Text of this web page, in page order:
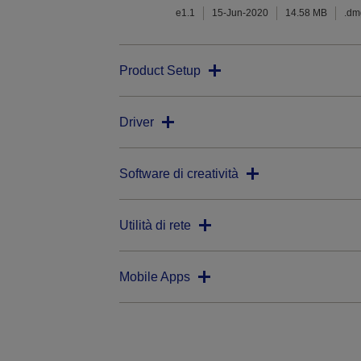
e1.1 15-Jun-2020 14.58 MB
Product Setup
Driver
Software di creatività
Utilità di rete
Mobile Apps